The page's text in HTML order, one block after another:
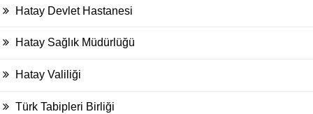
Hatay Devlet Hastanesi
Hatay Sağlık Müdürlüğü
Hatay Valiliği
Türk Tabipleri Birliği